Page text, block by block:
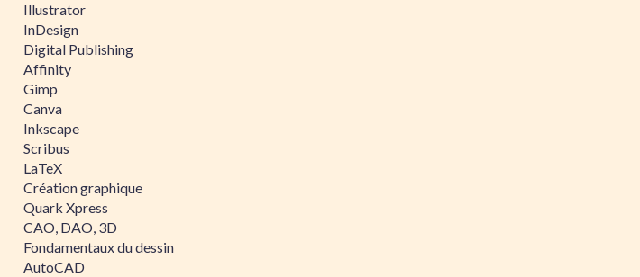
Illustrator
InDesign
Digital Publishing
Affinity
Gimp
Canva
Inkscape
Scribus
LaTeX
Création graphique
Quark Xpress
CAO, DAO, 3D
Fondamentaux du dessin
AutoCAD